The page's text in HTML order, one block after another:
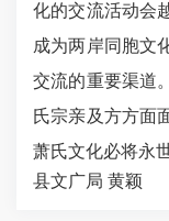
化的交流活动会
成为两岸同胞文
交流的重要渠道
氏宗亲及方方面
萧氏文化必将永
县文广局 黄颖